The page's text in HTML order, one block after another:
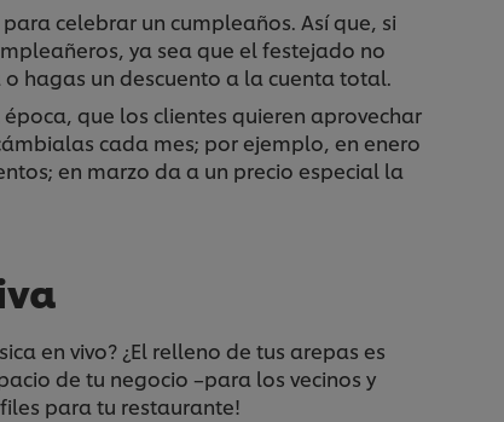
celebrar un cumpleaños. Así que, si
ya sea que el festejado no
hagas un descuento a la cuenta total.
que los clientes quieren aprovechar
cada mes; por ejemplo, en enero
en marzo da a un precio especial la
en vivo? ¿El relleno de tus arepas es
de tu negocio –para los vecinos y
para tu restaurante!